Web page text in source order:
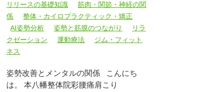
リリースの基礎知識
筋肉・関節・神経の関
係
整体・カイロプラクティック・矯正
AI姿勢分析
姿勢と筋膜のつながり
リラ
クゼーション
運動療法
ジム・フィット
ネス
姿勢改善とメンタルの関係 こんにち
は。 本八幡整体院彩腰痛肩こり